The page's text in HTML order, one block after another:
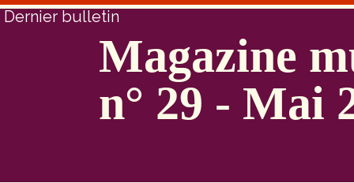
Dernier bulletin
Magazine
n° 29 - Mai